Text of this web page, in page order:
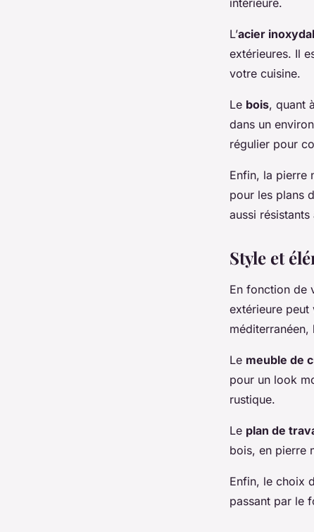
intérieure.
L’acier
extérieures. Il
votre cuisine.
Le bois, quant
dans un
régulier pour
Enfin, la pierre
pour les plans
aussi
Style et
En fonction de
extérieure peut
Le meuble de
pour un look
rustique.
Le plan de
bois, en pierre
Enfin, le choix
passant par le